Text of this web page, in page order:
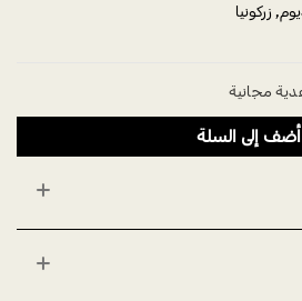
زركونيا
أضف إلى السلة